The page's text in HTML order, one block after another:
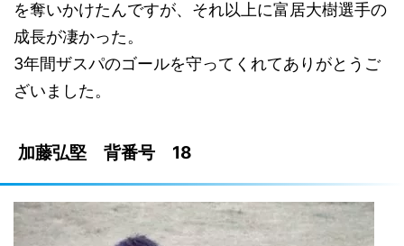
を奪いかけたんですが、それ以上に富居大樹選手の
成長が凄かった。
3年間ザスパのゴールを守ってくれてありがとうご
ざいました。
加藤弘堅 背番号 18